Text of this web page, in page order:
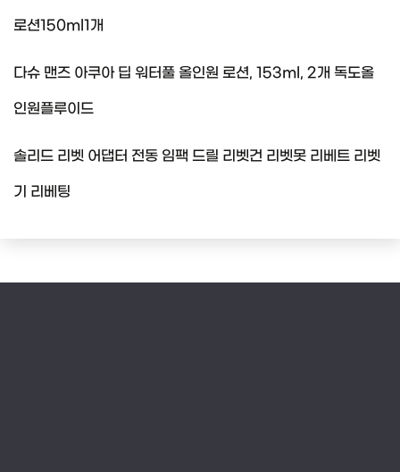
로션150ml1개
다슈 맨즈 아쿠아 딥 워터풀 올인원 로션, 153ml, 2개 독도올
인원플루이드
솔리드 리벳 어댑터 전동 임팩 드릴 리벳건 리벳못 리베트 리벳
기 리베팅